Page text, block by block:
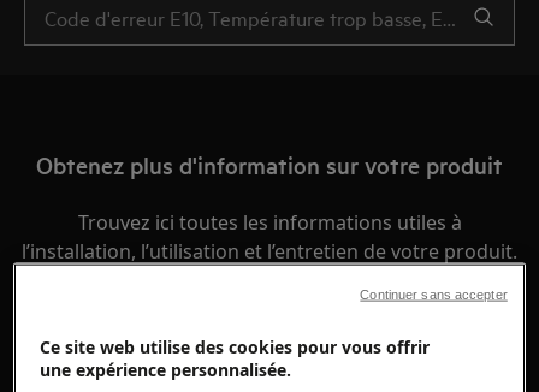
Obtenez plus d'information sur votre produit
Trouvez ici toutes les informations utiles à
l’installation, l’utilisation et l’entretien de votre produit.
Ce site web utilise des cookies pour vous offrir
une expérience personnalisée.
Continuer sans accepter